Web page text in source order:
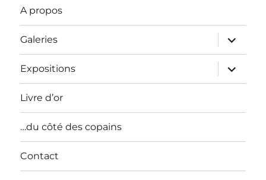
A propos
Galeries
ouvrir
le
sous-
menu
Expositions
ouvrir
le
sous-
Livre d’or
…du côté des copains
Contact